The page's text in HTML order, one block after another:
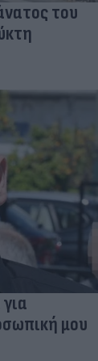
του
μου